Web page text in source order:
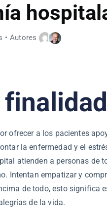
Autores
ofrecer a los pacientes
la enfermedad y el
atienden a personas de
Intentan empatizar y
de todo, esto significa
de la vida.